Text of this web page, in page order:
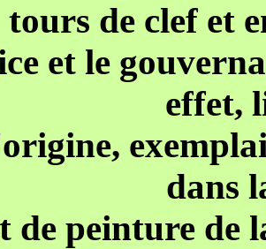
tours de clef et
et le
effet,
dans
de peinture de